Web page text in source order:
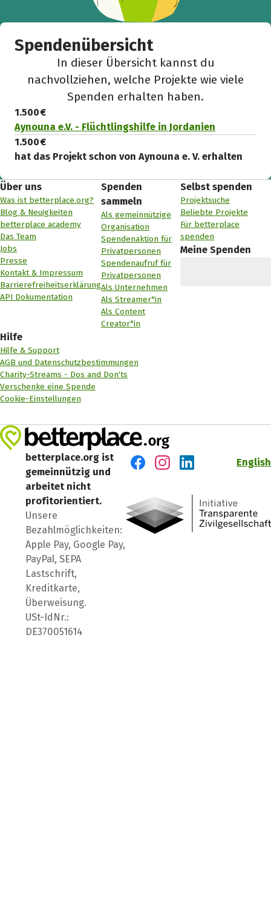
Spendenübersicht
In dieser Übersicht kannst du
nachvollziehen, welche Projekte wie viele
Spenden erhalten haben.
1.500 €
Aynouna e.V. - Flüchtlingshilfe in Jordanien
1.500 €
hat das Projekt schon von Aynouna e. V. erhalten
Über uns
Was ist betterplace.org?
Blog & Neuigkeiten
betterplace academy
Das Team
Jobs
Presse
Kontakt & Impressum
Barrierefreiheitserklärung
API Dokumentation
Spenden
sammeln
Als gemeinnützige
Organisation
Spendenaktion für
Privatpersonen
Spendenaufruf für
Privatpersonen
Als Unternehmen
Als Streamer*in
Als Content
Creator*in
Selbst spenden
Projektsuche
Beliebte Projekte
Für betterplace
spenden
Meine Spenden
Hilfe
Hilfe & Support
AGB und Datenschutzbestimmungen
Charity-Streams - Dos and Don'ts
Verschenke eine Spende
Cookie-Einstellungen
betterplace.org ist
gemeinnützig und
arbeitet nicht
profitorientiert.
Unsere
Bezahlmöglichkeiten:
Apple Pay, Google Pay,
PayPal, SEPA
Lastschrift,
Kreditkarte,
Überweisung.
USt-IdNr.:
DE370051614
English